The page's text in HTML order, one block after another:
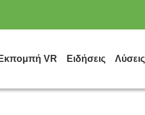
Εκπομπή VR Ειδήσεις Λύσεις